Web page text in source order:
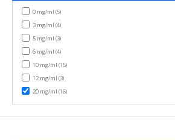
0 mg/ml(5)items
3 mg/ml(4)items
5 mg/ml(3)items
6 mg/ml(4)items
10 mg/ml(15)items
12 mg/ml(3)items
20 mg/ml(16)items